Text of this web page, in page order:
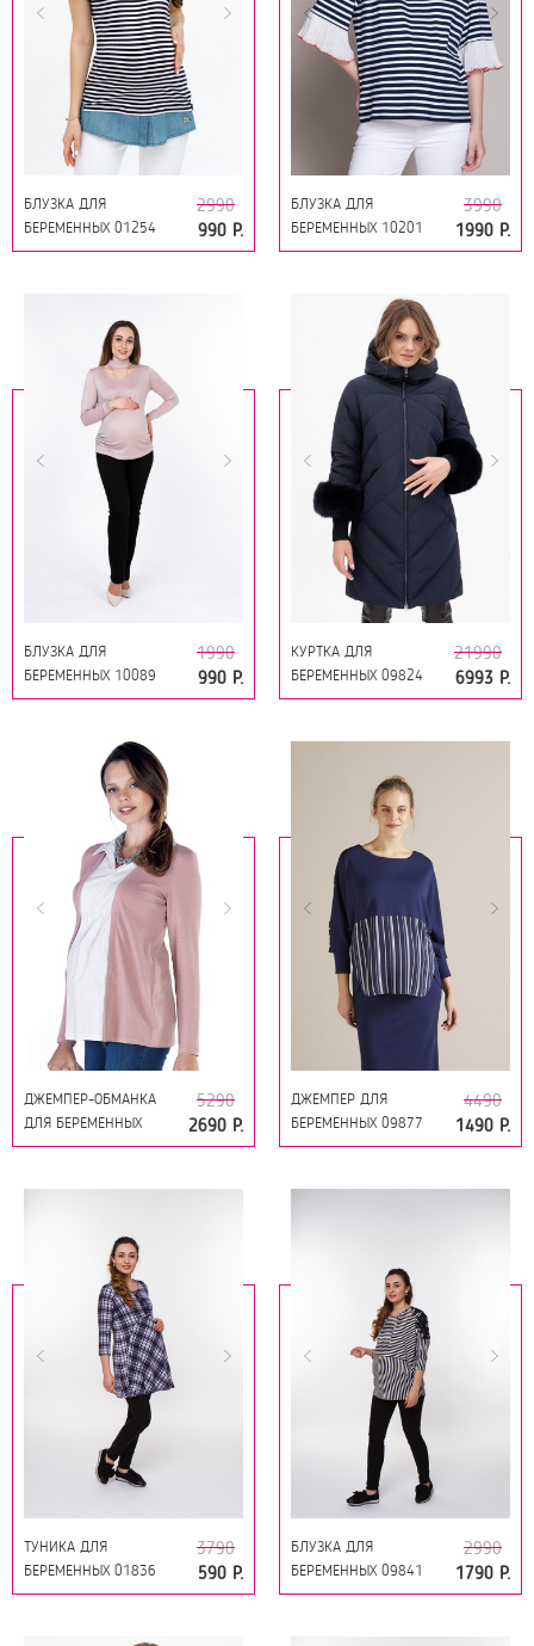
БЛУЗКА ДЛЯ
БЕРЕМЕННЫХ 01254
СИНИЙ
2990
990 Р.
БЛУЗКА ДЛЯ
БЕРЕМЕННЫХ 10201
СИНИЙ/БЕЛЫЙ
3990
1990 Р.
БЛУЗКА ДЛЯ
БЕРЕМЕННЫХ 10089
РОЗОВЫЙ
1990
990 Р.
КУРТКА ДЛЯ
БЕРЕМЕННЫХ 09824
СИНИЙ
21990
6993 Р.
ДЖЕМПЕР-ОБМАНКА
ДЛЯ БЕРЕМЕННЫХ
09858 ПУДРА
5290
2690 Р.
ДЖЕМПЕР ДЛЯ
БЕРЕМЕННЫХ 09877
СИНИЙ
4490
1490 Р.
ТУНИКА ДЛЯ
БЕРЕМЕННЫХ 01836
СИНИЙ
3790
590 Р.
БЛУЗКА ДЛЯ
БЕРЕМЕННЫХ 09841
ЧЕРНЫЙ
2990
1790 Р.